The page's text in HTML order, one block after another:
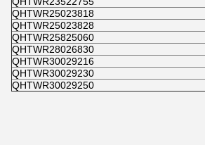
QHTWR25023818
QHTWR25023828
QHTWR25825060
QHTWR28026830
QHTWR30029216
QHTWR30029230
QHTWR30029250